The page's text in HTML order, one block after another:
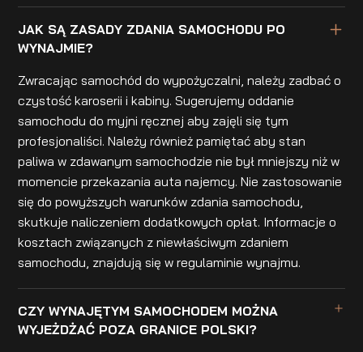
JAK SĄ ZASADY ZDANIA SAMOCHODU PO
WYNAJMIE?
Zwracając samochód do wypożyczalni, należy zadbać o
czystość karoserii i kabiny. Sugerujemy oddanie
samochodu do myjni ręcznej aby zajęli się tym
profesjonaliści. Należy również pamiętać aby stan
paliwa w zdawanym samochodzie nie był mniejszy niż w
momencie przekazania auta najemcy. Nie zastosowanie
się do powyższych warunków zdania samochodu,
skutkuje naliczeniem dodatkowych opłat. Informacje o
kosztach związanych z niewłaściwym zdaniem
samochodu, znajdują się w regulaminie wynajmu.
CZY WYNAJĘTYM SAMOCHODEM MOŻNA
WYJEŻDŻAĆ POZA GRANICE POLSKI?